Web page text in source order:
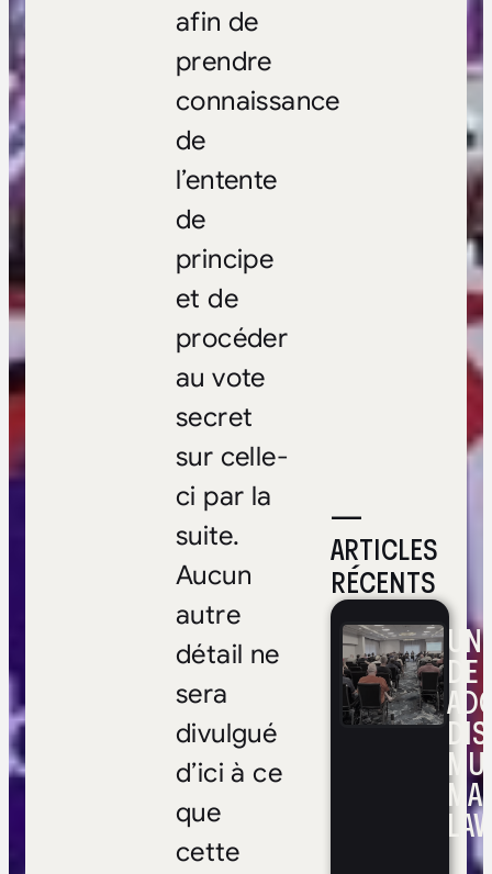
—
ARTICLES
RÉCENTS
DE
afin de
prendre
connaissance
de
l’entente
de
principe
et de
procéder
au vote
secret
sur celle-
ci par la
suite.
Aucun
autre
détail ne
sera
divulgué
d’ici à ce
que
cette